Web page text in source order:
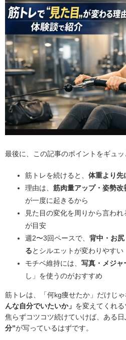
最後に、この記事のポイントをギュッ
筋トレを続けると、 体重より先
理由は、 筋肉量アップ・姿勢
が一度に起きるから
見た目の変化を周りから言われ
が目安
週2〜3回ペースで、 背中・お尻
るとシルエットが変わりやすい
モチベ維持には、 写真・メジャ
し」を使うのがおすすめ
筋トレは、「何kg痩せたか」だけじゃ
んな自分でいたいか」 を変えてくれる
焦らずコツコツ続けていけば、ある
分”が写っているはずです。